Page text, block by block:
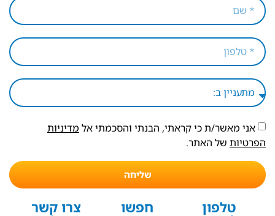
אני מאשר/ת כי קראתי, הבנתי והסכמתי אל מדיניות
הפרטיות של האתר.
שליחה
טלפון חפשו צרו קשר